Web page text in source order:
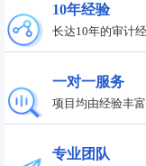
10年经验
长达10年的审计
一对一服务
项目均由经验丰
专业团队